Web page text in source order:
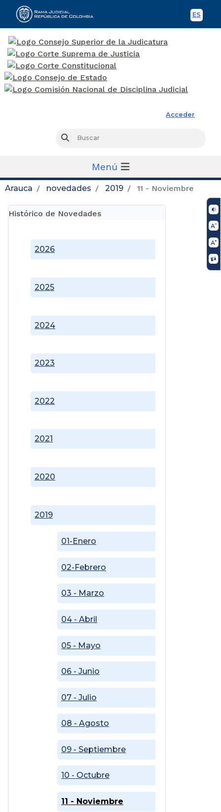
ES
Acceder
Buscar
Menú
Arauca novedades 2019 11 - Noviembre
Histórico de Novedades
2019
01-Enero
02-Febrero
03 - Marzo
04 - Abril
05 - Mayo
06 - Junio
07 - Julio
08 - Agosto
09 - Septiembre
10 - Octubre
11 - Noviembre
2020
2021
2022
2023
2024
2025
2026